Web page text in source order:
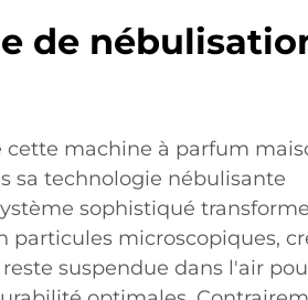
de
cette machine à parfum
sa technologie nébulisante
sophistiqué
particules microscopiques,
suspendue dans l'air